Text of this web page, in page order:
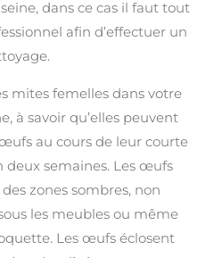
dans ce cas il faut tout
afin d’effectuer un
mites femelles dans votre
à savoir qu’elles peuvent
au cours de leur courte
deux semaines. Les œufs
zones sombres, non
les meubles ou même
Les œufs éclosent